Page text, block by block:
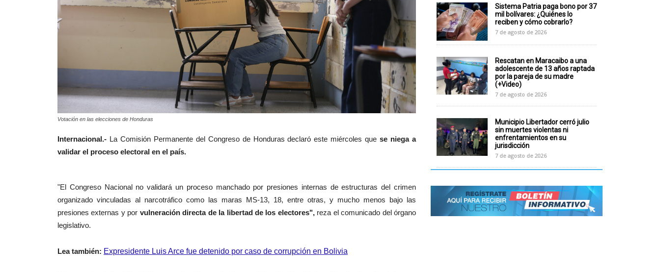
Votación en las elecciones de Honduras
Internacional.- La Comisión Permanente del Congreso de Honduras declaró este miércoles que se niega a
validar el proceso electoral en el país.
"El Congreso Nacional no validará un proceso manchado por presiones internas de estructuras del crimen
organizado vinculadas al narcotráfico como las maras MS-13, 18, entre otras, y mucho menos bajo las
presiones externas y por vulneración directa de la libertad de los electores",reza el comunicado del órgano
legislativo.
Lea también: Expresidente Luis Arce fue detenido por caso de corrupción en Bolivia
Sistema Patria paga bono por 37
mil bolívares: ¿Quiénes lo
reciben y cómo cobrarlo?
7 de agosto de 2026
Rescatan en Maracaibo a una
adolescente de 13 años raptada
por la pareja de su madre
(+Video)
7 de agosto de 2026
Municipio Libertador cerró julio
sin muertes violentas ni
enfrentamientos en su
jurisdicción
7 de agosto de 2026